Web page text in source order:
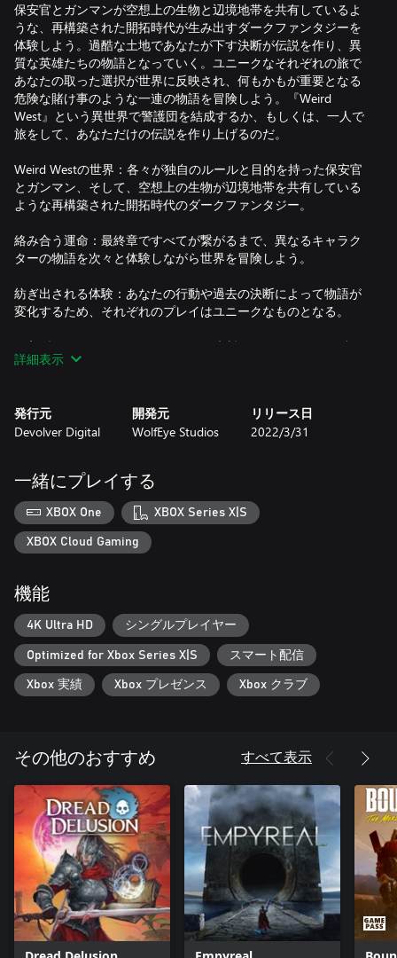
保安官とガンマンが空想上の生物と辺境地帯を共有しているよ
うな、再構築された開拓時代が生み出すダークファンタジーを
体験しよう。過酷な土地であなたが下す決断が伝説を作り、異
質な英雄たちの物語となっていく。ユニークなそれぞれの旅で
あなたの取った選択が世界に反映され、何もかもが重要となる
危険な賭け事のような一連の物語を冒険しよう。『Weird
West』という異世界で警護団を結成するか、もしくは、一人で
旅をして、あなただけの伝説を作り上げるのだ。
Weird Westの世界：各々が独自のルールと目的を持った保安官
とガンマン、そして、空想上の生物が辺境地帯を共有している
ような再構築された開拓時代のダークファンタジー。
絡み合う運命：最終章ですべてが繋がるまで、異なるキャラク
ターの物語を次々と体験しながら世界を冒険しよう。
紡ぎ出される体験：あなたの行動や過去の決断によって物語が
変化するため、それぞれのプレイはユニークなものとなる。
没入型シミュレーション：あなたの決断がキャラクターや派
閥、土地にさえも影響を与える『Weird West』の世界で、さま
詳細表示
発行元
Devolver Digital
開発元
WolfEye Studios
リリース日
2022/3/31
一緒にプレイする
XBOX One XBOX Series X|S
XBOX Cloud Gaming
機能
4K Ultra HD シングルプレイヤー
Optimized for Xbox Series X|S スマート配信
Xbox 実績 Xbox プレゼンス Xbox クラブ
その他のおすすめ すべて表示